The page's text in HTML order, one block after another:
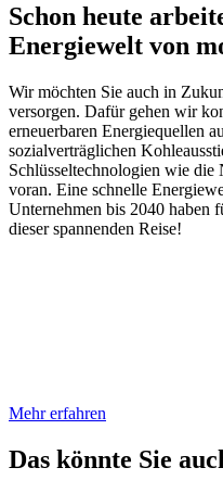
Schon heute
Energiewelt von
Wir möchten Sie auch in
versorgen. Dafür gehen wir
erneuerbaren Energiequellen
sozialverträglichen
Schlüsseltechnologien wie die
voran. Eine schnelle
Unternehmen bis 2040 haben
dieser spannenden Reise!
Mehr erfahren
Das könnte Sie